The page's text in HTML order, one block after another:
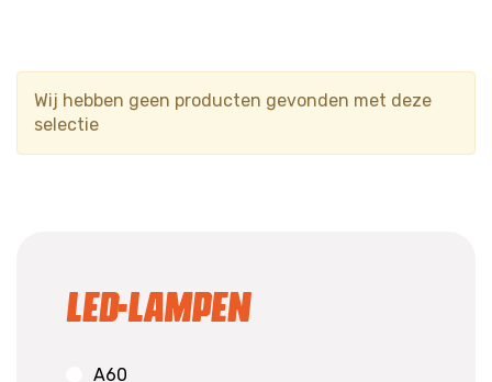
Wij hebben geen producten gevonden met deze
selectie
Led-lampen
A60